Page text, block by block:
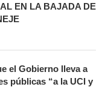
EN LA BAJADA DE
el Gobierno lleva a
públicas “a la UCI y